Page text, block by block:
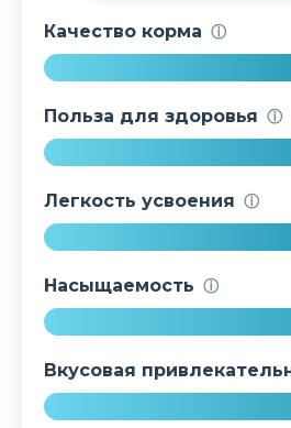
Качество корма ⓘ
Польза для здоровья ⓘ
Легкость усвоения ⓘ
Насыщаемость ⓘ
Вкусовая